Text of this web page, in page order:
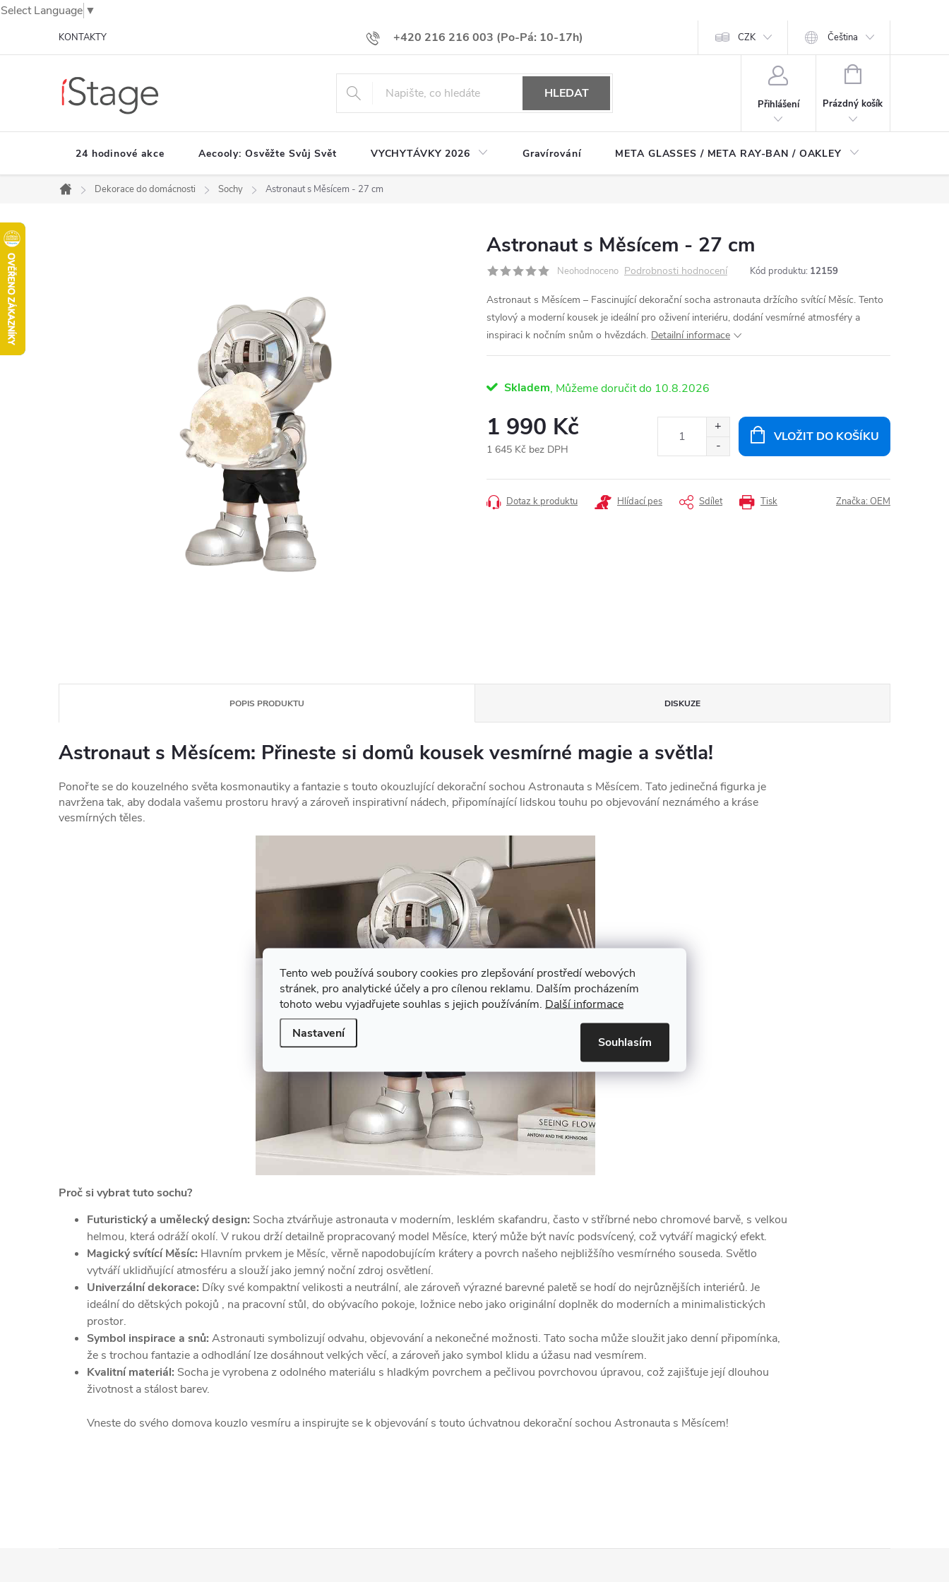
Select Language ▼
Tento web používá soubory cookies pro zlepšování prostředí webových
stránek, pro analytické účely a pro cílenou reklamu. Dalším procházením
tohoto webu vyjadřujete souhlas s jejich používáním. Další informace
Nastavení
Souhlasím
+420 216 216 003
KONTAKTY CZK Čeština
HLEDAT
Přihlášení
NÁKUPNÍ
Prázdný košík
24 hodinové akce Aecooly: Osvěžte Svůj Svět VYCHYTÁVKY 2026 Gravírování META GLASSES / META RAY-BAN / OAKLEY
Domů
Dekorace do domácnosti Sochy Astronaut s Měsícem - 27 cm
Astronaut s Měsícem - 27 cm
Neohodnoceno Podrobnosti hodnocení Kód produktu: 12159
Astronaut s Měsícem – Fascinující dekorační socha astronauta držícího svítící Měsíc. Tento
stylový a moderní kousek je ideální pro oživení interiéru, dodání vesmírné atmosféry a
inspiraci k nočním snům o hvězdách. Detailní informace
Skladem 10.8.2026
1 990 Kč
1 645 Kč bez DPH
cena:
VLOŽIT DO KOŠÍKU
Tisk
Dotaz k produktu Hlídací pes Sdílet Značka: OEM
POPIS PRODUKTU DISKUZE
Astronaut s Měsícem: Přineste si domů kousek vesmírné magie a světla!
Ponořte se do kouzelného světa kosmonautiky a fantazie s touto okouzlující dekorační sochou Astronauta s Měsícem. Tato jedinečná figurka je
navržena tak, aby dodala vašemu prostoru hravý a zároveň inspirativní nádech, připomínající lidskou touhu po objevování neznámého a kráse
vesmírných těles.
Proč si vybrat tuto sochu?
Futuristický a umělecký design: Socha ztvárňuje astronauta v moderním, lesklém skafandru, často v stříbrné nebo chromové barvě, s velkou
helmou, která odráží okolí. V rukou drží detailně propracovaný model Měsíce, který může být navíc podsvícený, což vytváří magický efekt.
Magický svítící Měsíc: Hlavním prvkem je Měsíc, věrně napodobujícím krátery a povrch našeho nejbližšího vesmírného souseda. Světlo
vytváří uklidňující atmosféru a slouží jako jemný noční zdroj osvětlení.
Univerzální dekorace: Díky své kompaktní velikosti a neutrální, ale zároveň výrazné barevné paletě se hodí do nejrůznějších interiérů. Je
ideální do dětských pokojů , na pracovní stůl, do obývacího pokoje, ložnice nebo jako originální doplněk do moderních a minimalistických
prostor.
Symbol inspirace a snů: Astronauti symbolizují odvahu, objevování a nekonečné možnosti. Tato socha může sloužit jako denní připomínka,
že s trochou fantazie a odhodlání lze dosáhnout velkých věcí, a zároveň jako symbol klidu a úžasu nad vesmírem.
Kvalitní materiál: Socha je vyrobena z odolného materiálu s hladkým povrchem a pečlivou povrchovou úpravou, což zajišťuje její dlouhou
životnost a stálost barev.
Vneste do svého domova kouzlo vesmíru a inspirujte se k objevování s touto úchvatnou dekorační sochou Astronauta s Měsícem!